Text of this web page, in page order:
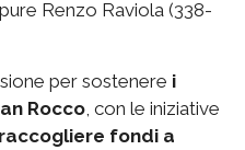
Renzo Raviola (338-
per sostenere i
Rocco , con le iniziative
raccogliere fondi a